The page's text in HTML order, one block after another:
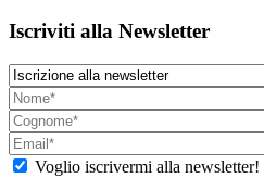
Iscriviti alla Newsletter
Voglio iscrivermi alla newsletter!